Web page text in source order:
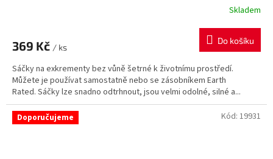
Skladem
369 Kč / ks
Do košíku
Sáčky na exkrementy bez vůně šetrné k životnímu prostředí.
Můžete je používat samostatně nebo se zásobníkem Earth
Rated. Sáčky lze snadno odtrhnout, jsou velmi odolné, silné a...
Doporučujeme Kód: 19931